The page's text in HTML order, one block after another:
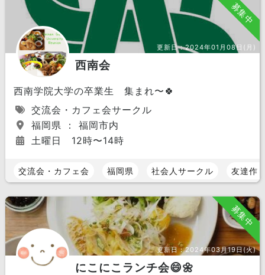
募集中
更新日：2024年01月08日(月)
西南会
西南学院大学の卒業生 集まれ〜🍀
交流会・カフェ会サークル
福岡県 ： 福岡市内
土曜日 12時〜14時
交流会・カフェ会 福岡県 社会人サークル 友達作
募集中
更新日：2024年03月19日(火)
にこにこランチ会😄🌼